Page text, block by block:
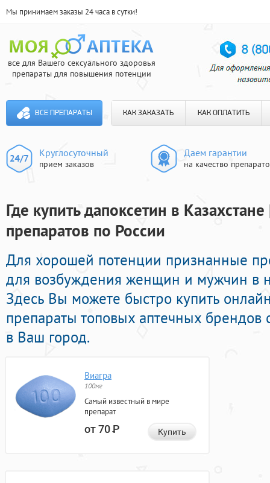
Мы принимаем заказы 24 часа в сутки!
все для Вашего сексуального здоровья
препараты для повышения потенции
ВСЕ ПРЕПАРАТЫ КАК ЗАКАЗАТЬ КАК ОПЛАТИТЬ
Круглосуточный
прием заказов
Даем гарантии
на качество
Где купить дапоксетин в
препаратов по России
Для хорошей потенции признанные
для возбуждения женщин и мужчин в
Здесь Вы можете быстро купить
препараты топовых аптечных брендов
в Ваш город.
Виагра
100мг
Самый известный в мире
препарат
от 70Р Купить